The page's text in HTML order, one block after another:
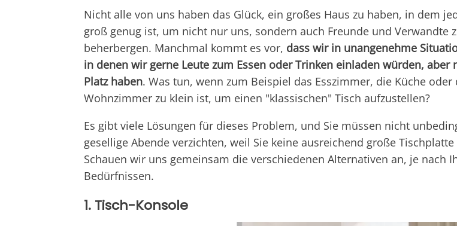
Nicht alle von uns haben das Glück, ein großes Haus zu haben, in dem
groß genug ist, um nicht nur uns, sondern auch Freunde und Verwandte
beherbergen. Manchmal kommt es vor, dass wir in unangenehme
in denen wir gerne Leute zum Essen oder Trinken einladen würden, aber
Platz haben. Was tun, wenn zum Beispiel das Esszimmer, die Küche oder
Wohnzimmer zu klein ist, um einen "klassischen" Tisch aufzustellen?
Es gibt viele Lösungen für dieses Problem, und Sie müssen nicht
gesellige Abende verzichten, weil Sie keine ausreichend große Tischplatte
Schauen wir uns gemeinsam die verschiedenen Alternativen an, je nach
Bedürfnissen.
1. Tisch-Konsole